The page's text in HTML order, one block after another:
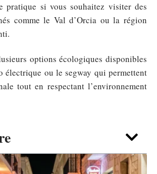
pratique si vous souhaitez visiter des
comme le Val d’Orcia ou la région
options écologiques disponibles
électrique ou le segway qui permettent
tout en respectant l’environnement